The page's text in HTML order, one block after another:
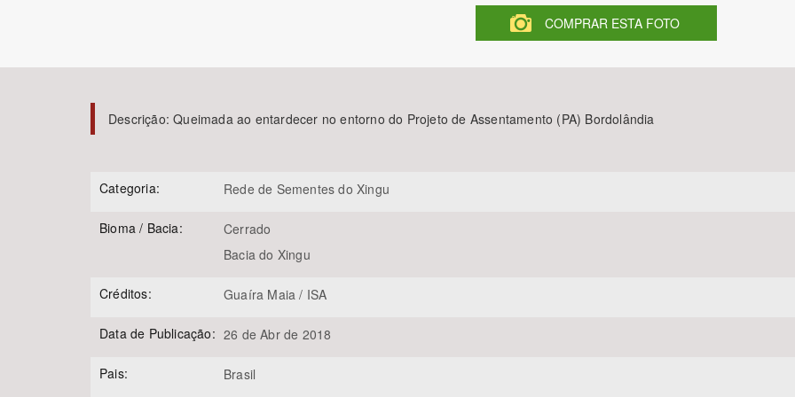
COMPRAR ESTA FOTO
Descrição:Queimada ao entardecer no entorno do Projeto de Assentamento (PA) Bordolândia
Categoria: Rede de Sementes do Xingu
Bioma / Bacia:
Cerrado
Bacia do Xingu
Créditos: Guaíra Maia / ISA
Data de Publicação: 26 de Abr de 2018
Pais: Brasil